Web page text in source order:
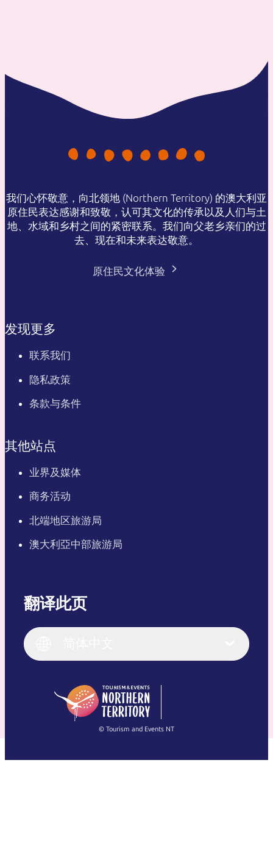
我们心怀敬意，向北领地 (Northern Territory) 的澳大利亚
原住民表达感谢和致敬，认可其文化的传承以及人们与土
地、水域和乡村之间的紧密联系。我们向父老乡亲们的过
去、现在和未来表达敬意。
原住民文化体验
发现更多
联系我们
隐私政策
条款与条件
其他站点
业界及媒体
商务活动
北端地区旅游局
澳大利亞中部旅游局
翻译此页
English (US)
English
(Singapore)
Français
繁體中文
© Tourism and Events NT